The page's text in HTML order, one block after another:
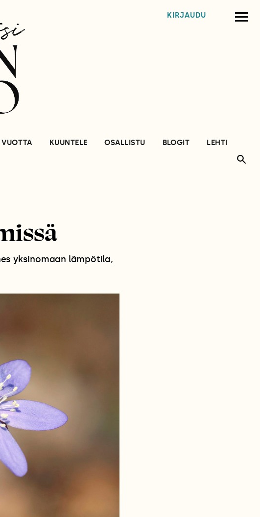
KIRJAUDU
KUUNTELE OSALLISTU BLOGIT
LEHTI
yksinomaan lämpötila,